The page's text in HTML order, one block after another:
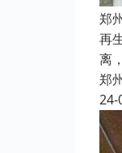
郑
再
离
郑
24-